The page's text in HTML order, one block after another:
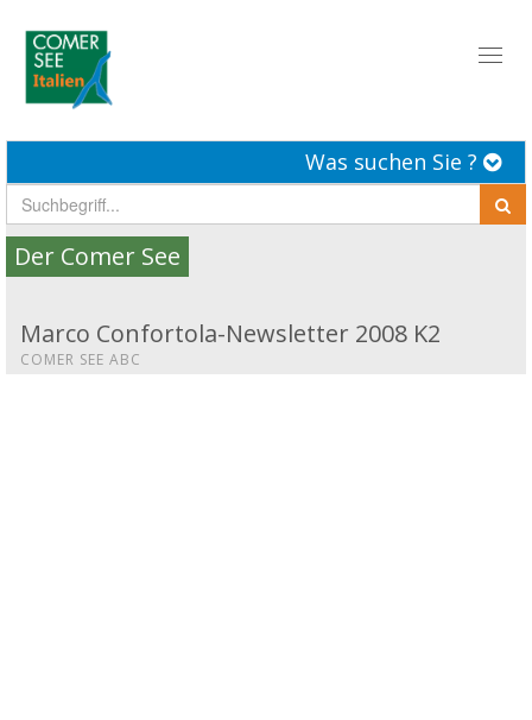
Was suchen Sie ?
Der Comer See
Marco Confortola-Newsletter 2008 K2
COMER SEE ABC